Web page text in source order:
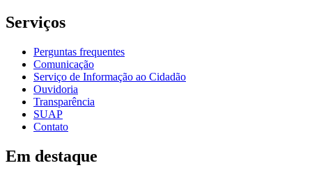
Serviços
Perguntas frequentes
Comunicação
Serviço de Informação ao Cidadão
Ouvidoria
Transparência
SUAP
Contato
Em destaque